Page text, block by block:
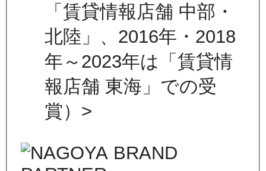
「賃貸情報店舗 中部・
北陸」、2016年・2018
年～2023年は「賃貸情
報店舗 東海」での受
賞）>